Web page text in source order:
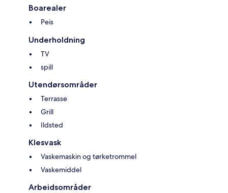
Boarealer
Peis
Underholdning
TV
spill
Utendørsområder
Terrasse
Grill
Ildsted
Klesvask
Vaskemaskin og tørketrommel
Vaskemiddel
Arbeidsområder